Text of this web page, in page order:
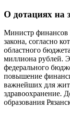
О дотациях на
Министр финансов
закона, согласно
областного
миллиона рублей.
федерального
повышение
важнейших для
здравоохранение.
образования